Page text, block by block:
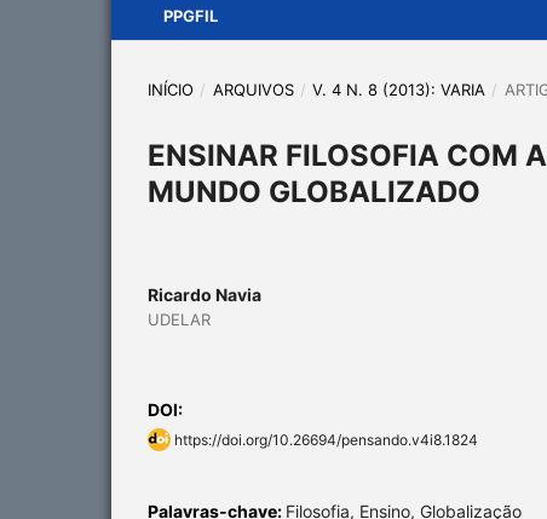
PPGFIL
INÍCIO / ARQUIVOS / V. 4 N. 8 (2013): VARIA /
ENSINAR FILOSOFIA COM
MUNDO GLOBALIZADO
Ricardo Navia
UDELAR
DOI:
https://doi.org/10.26694/pensando.v4i8.1824
Palavras-chave: Filosofia, Ensino, Globalização